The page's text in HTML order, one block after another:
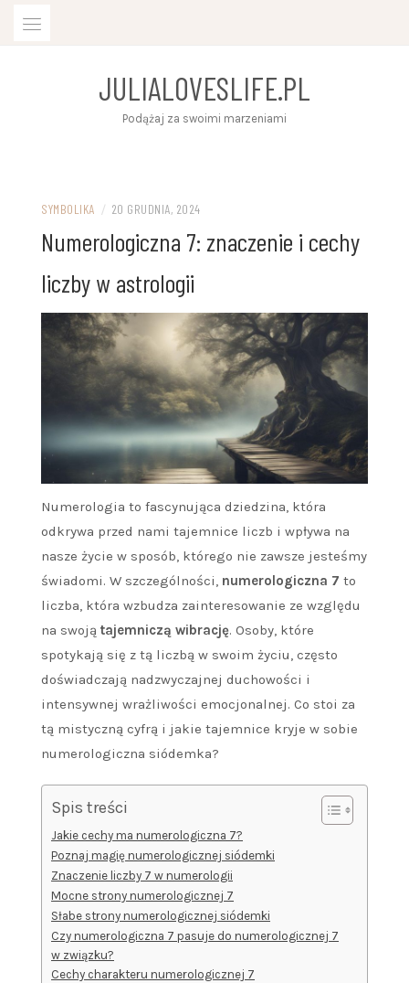
JULIALOVESLIFE.PL
Podążaj za swoimi marzeniami
SYMBOLIKA / 20 GRUDNIA, 2024
Numerologiczna 7: znaczenie i cechy
liczby w astrologii
Numerologia to fascynująca dziedzina, która
odkrywa przed nami tajemnice liczb i wpływa na
nasze życie w sposób, którego nie zawsze jesteśmy
świadomi. W szczególności, numerologiczna 7 to
liczba, która wzbudza zainteresowanie ze względu
na swoją tajemniczą wibrację. Osoby, które
spotykają się z tą liczbą w swoim życiu, często
doświadczają nadzwyczajnej duchowości i
intensywnej wrażliwości emocjonalnej. Co stoi za
tą mistyczną cyfrą i jakie tajemnice kryje w sobie
numerologiczna siódemka?
Spis treści
Jakie cechy ma numerologiczna 7?
Poznaj magię numerologicznej siódemki
Znaczenie liczby 7 w numerologii
Mocne strony numerologicznej 7
Słabe strony numerologicznej siódemki
Czy numerologiczna 7 pasuje do numerologicznej 7
w związku?
Cechy charakteru numerologicznej 7